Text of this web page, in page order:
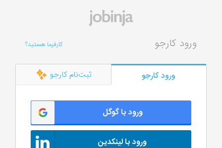
کارفرما هستید؟ ورود کارجو
ورود کارجو ثبت‌نام کارجو
ورود با گوگل
ورود با لینکدین